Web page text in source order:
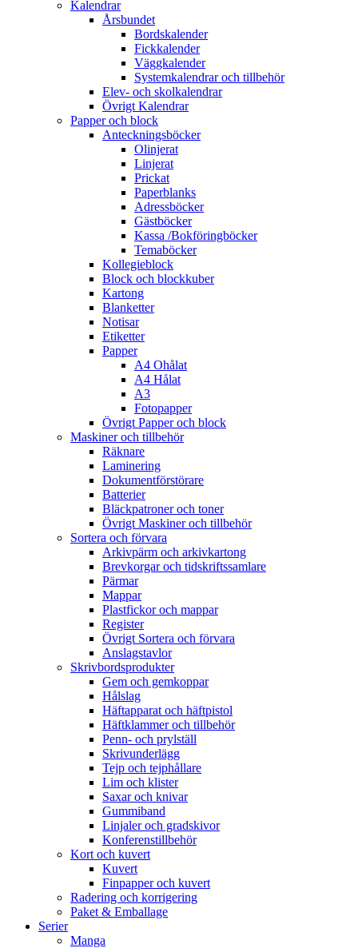
Kalendrar
Årsbundet
Bordskalender
Fickkalender
Väggkalender
Systemkalendrar och tillbehör
Elev- och skolkalendrar
Övrigt Kalendrar
Papper och block
Anteckningsböcker
Olinjerat
Linjerat
Prickat
Paperblanks
Adressböcker
Gästböcker
Kassa /Bokföringböcker
Temaböcker
Kollegieblock
Block och blockkuber
Kartong
Blanketter
Notisar
Etiketter
Papper
A4 Ohålat
A4 Hålat
A3
Fotopapper
Övrigt Papper och block
Maskiner och tillbehör
Räknare
Laminering
Dokumentförstörare
Batterier
Bläckpatroner och toner
Övrigt Maskiner och tillbehör
Sortera och förvara
Arkivpärm och arkivkartong
Brevkorgar och tidskriftssamlare
Pärmar
Mappar
Plastfickor och mappar
Register
Övrigt Sortera och förvara
Anslagstavlor
Skrivbordsprodukter
Gem och gemkoppar
Hålslag
Häftapparat och häftpistol
Häftklammer och tillbehör
Penn- och prylställ
Skrivunderlägg
Tejp och tejphållare
Lim och klister
Saxar och knivar
Gummiband
Linjaler och gradskivor
Konferenstillbehör
Kort och kuvert
Kuvert
Finpapper och kuvert
Radering och korrigering
Paket & Emballage
Serier
Manga